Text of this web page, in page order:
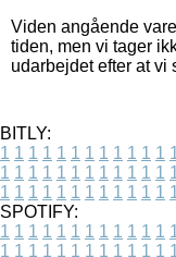
Viden angående
tiden, men vi tager
udarbejdet efter at vi
BITLY:
1 1 1 1 1 1 1 1 1 1 1 1
1 1 1 1 1 1 1 1 1 1 1 1
1 1 1 1 1 1 1 1 1 1 1 1
SPOTIFY:
1 1 1 1 1 1 1 1 1 1 1 1
1 1 1 1 1 1 1 1 1 1 1 1